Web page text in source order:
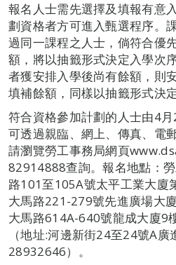
報名人士需先選擇及填報有意
劃資格者方可進入甄選程序。
過同一課程之人士，倘符合優
額，將以抽籤形式決定入學次
者獲安排入學後尚有餘額，則
填補餘額，同樣以抽籤形式決
符合資格參加計劃的人士由4
可透過親臨、網上、傳真、電
請瀏覽勞工事務局網頁
82914888查詢。報名地點：
路101至105A號太平工業大廈
大馬路221-279號先進廣場大
大馬路614A-640號龍成大廈9
（地址:河邊新街24至24號A廣
28932646）。